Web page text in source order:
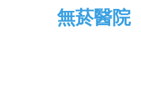
無菸醫院